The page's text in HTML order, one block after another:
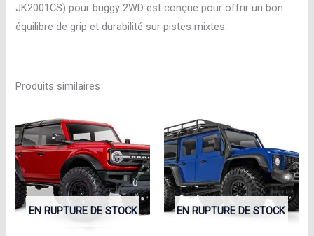
JK2001CS) pour buggy 2WD est conçue pour offrir un bon
équilibre de grip et durabilité sur pistes mixtes.
Produits similaires
EN RUPTURE DE STOCK EN RUPTURE DE STOCK